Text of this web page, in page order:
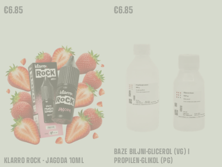
€6.85 €6.85
KLARRO ROCK - JAGODA 10ML
BAZE BILJNI-GLICEROL (VG) I
PROPILEN-GLIKOL (PG)